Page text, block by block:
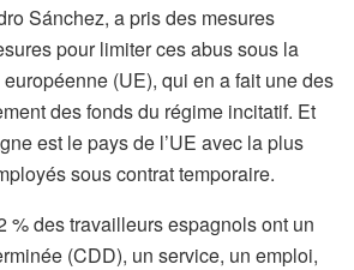
Sánchez, a pris des mesures
pour limiter ces abus sous la
(UE), qui en a fait une des
des fonds du régime incitatif. Et
est le pays de l’UE avec la plus
sous contrat temporaire.
% des travailleurs espagnols ont un
(CDD), un service, un emploi,